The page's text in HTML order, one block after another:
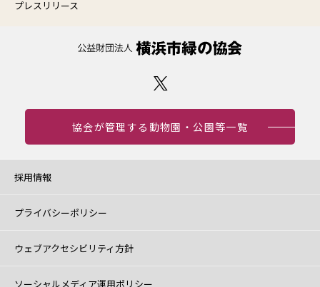
プレスリリース
協会が管理する動物園・公園等一覧
採用情報
プライバシーポリシー
ウェブアクセシビリティ方針
ソーシャルメディア運用ポリシー